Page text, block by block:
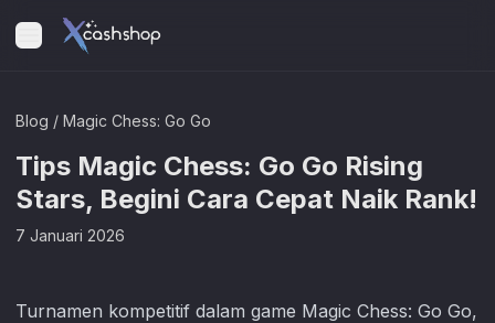
Blog / Magic Chess: Go Go
Tips Magic Chess: Go Go Rising
Stars, Begini Cara Cepat Naik Rank!
7 Januari 2026
Turnamen kompetitif dalam game Magic Chess: Go Go,